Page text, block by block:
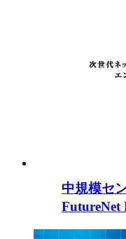
中規模セ
FutureNet